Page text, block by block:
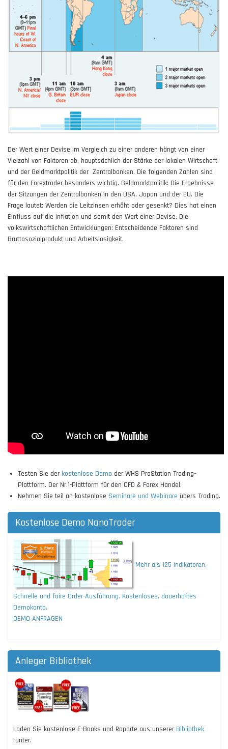
Der Wert einer Devise im Vergleich zu einer anderen hängt von einer
Vielzahl von Faktoren ab, hauptsächlich der Stärke der lokalen Wirtschaft
und der Geldmarktpolitik der Zentralbanken. Die folgenden Zahlen sind
für den Forextrader besonders wichtig. Geldmarktpolitik: Die Ergebnisse
der Sitzungen der Zentralbanken in den USA, Japan und der EU. Die
Frage lautet: Werden die Leitzinsen erhöht oder gesenkt? Dies hat einen
Einfluss auf die Inflation und somit den Wert einer Devise. Die
volkswirtschaftlichen Entwicklungen: Entscheidende Faktoren sind
Bruttosozialprodukt und Arbeitslosigkeit.
Testen Sie der kostenlose Demo der WHS ProStation Trading-
Plattform. Der Nr.1-Plattform für den CFD & Forex Handel.
Nehmen Sie teil an kostenlose Seminare und Webinare übers Trading.
Kostenlose Demo NanoTrader
Mehr als 125 Indikatoren.
Schnelle und faire Order-Ausführung. Kostenloses, dauerhaftes
Demokonto.
DEMO ANFRAGEN
Anleger Bibliothek
Laden Sie kostenlose E-Books und Raporte aus unserer Bibliothek
runter.